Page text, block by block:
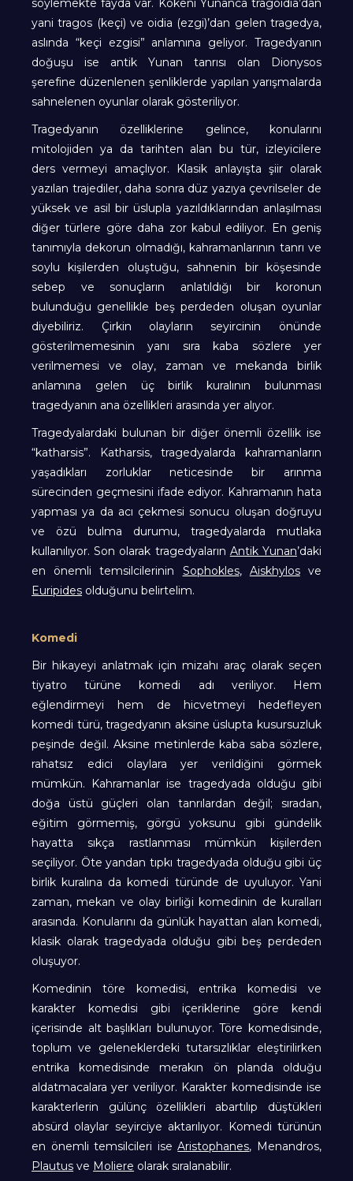
söylemekte fayda var. Kökeni Yunanca tragoidia’dan
yani tragos (keçi) ve oidia (ezgi)’dan gelen tragedya,
aslında “keçi ezgisi” anlamına geliyor. Tragedyanın
doğuşu ise antik Yunan tanrısı olan Dionysos
şerefine düzenlenen şenliklerde yapılan yarışmalarda
sahnelenen oyunlar olarak gösteriliyor.
Tragedyanın özelliklerine gelince, konularını
mitolojiden ya da tarihten alan bu tür, izleyicilere
ders vermeyi amaçlıyor. Klasik anlayışta şiir olarak
yazılan trajediler, daha sonra düz yazıya çevrilseler de
yüksek ve asil bir üslupla yazıldıklarından anlaşılması
diğer türlere göre daha zor kabul ediliyor. En geniş
tanımıyla dekorun olmadığı, kahramanlarının tanrı ve
soylu kişilerden oluştuğu, sahnenin bir köşesinde
sebep ve sonuçların anlatıldığı bir koronun
bulunduğu genellikle beş perdeden oluşan oyunlar
diyebiliriz. Çirkin olayların seyircinin önünde
gösterilmemesinin yanı sıra kaba sözlere yer
verilmemesi ve olay, zaman ve mekanda birlik
anlamına gelen üç birlik kuralının bulunması
tragedyanın ana özellikleri arasında yer alıyor.
Tragedyalardaki bulunan bir diğer önemli özellik ise
“katharsis”. Katharsis, tragedyalarda kahramanların
yaşadıkları zorluklar neticesinde bir arınma
sürecinden geçmesini ifade ediyor. Kahramanın hata
yapması ya da acı çekmesi sonucu oluşan doğruyu
ve özü bulma durumu, tragedyalarda mutlaka
kullanılıyor. Son olarak tragedyaların Antik Yunan’daki
en önemli temsilcilerinin Sophokles, Aiskhylosve
Euripides olduğunu belirtelim.
Komedi
Bir hikayeyi anlatmak için mizahı araç olarak seçen
tiyatro türüne komedi adı veriliyor. Hem
eğlendirmeyi hem de hicvetmeyi hedefleyen
komedi türü, tragedyanın aksine üslupta kusursuzluk
peşinde değil. Aksine metinlerde kaba saba sözlere,
rahatsız edici olaylara yer verildiğini görmek
mümkün. Kahramanlar ise tragedyada olduğu gibi
doğa üstü güçleri olan tanrılardan değil; sıradan,
eğitim görmemiş, görgü yoksunu gibi gündelik
hayatta sıkça rastlanması mümkün kişilerden
seçiliyor. Öte yandan tıpkı tragedyada olduğu gibi üç
birlik kuralına da komedi türünde de uyuluyor. Yani
zaman, mekan ve olay birliği komedinin de kuralları
arasında. Konularını da günlük hayattan alan komedi,
klasik olarak tragedyada olduğu gibi beş perdeden
oluşuyor.
Komedinin töre komedisi, entrika komedisi ve
karakter komedisi gibi içeriklerine göre kendi
içerisinde alt başlıkları bulunuyor. Töre komedisinde,
toplum ve geleneklerdeki tutarsızlıklar eleştirilirken
entrika komedisinde merakın ön planda olduğu
aldatmacalara yer veriliyor. Karakter komedisinde ise
karakterlerin gülünç özellikleri abartılıp düştükleri
absürd olaylar seyirciye aktarılıyor. Komedi türünün
en önemli temsilcileri iseAristophanes, Menandros,
Plautus ve Moliere olarak sıralanabilir.